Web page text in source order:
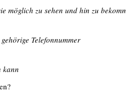
zu sehen und hin zu
Telefonnummer
kann